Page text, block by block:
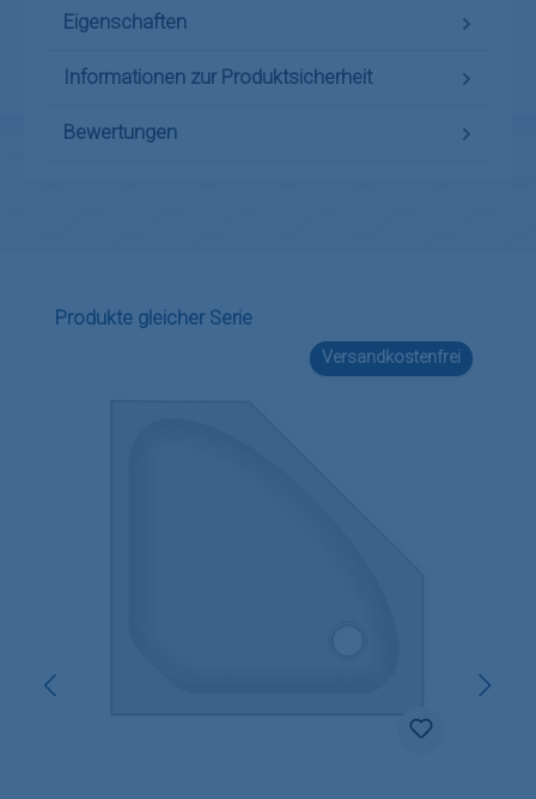
Eigenschaften
Informationen zur Produktsicherheit
Bewertungen
Produktgalerie überspringen
Produkte gleicher Serie
Versandkostenfrei